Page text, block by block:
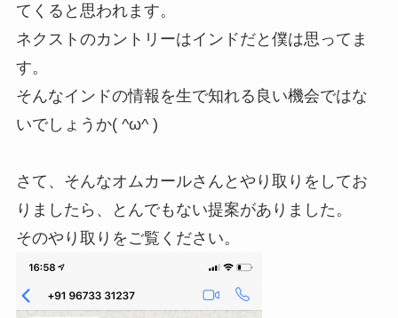
てくると思われます。
ネクストのカントリーはインドだと僕は思ってま
す。
そんなインドの情報を生で知れる良い機会ではな
いでしょうか( ^ω^ )
さて、そんなオムカールさんとやり取りをしてお
りましたら、とんでもない提案がありました。
そのやり取りをご覧ください。